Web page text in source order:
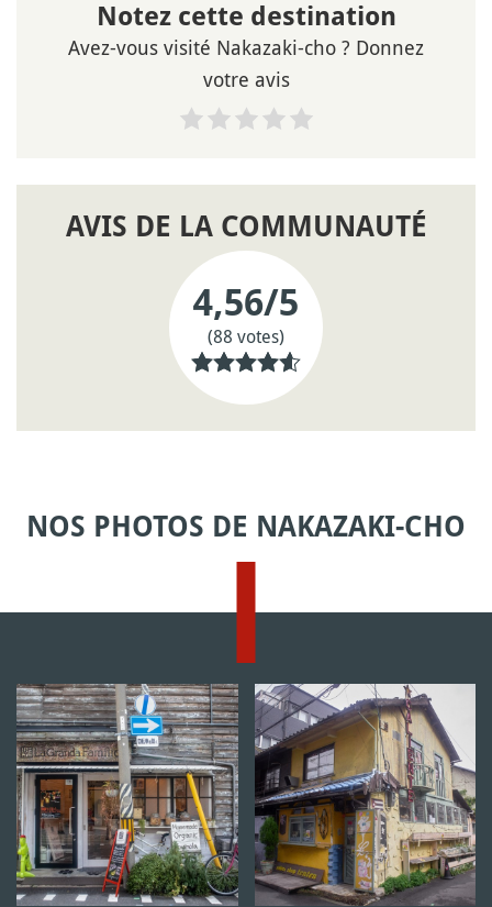
Notez cette destination
Avez-vous visité Nakazaki-cho ? Donnez
votre avis
AVIS DE LA COMMUNAUTÉ
4,56/5
(88 votes)
NOS PHOTOS DE NAKAZAKI-CHO